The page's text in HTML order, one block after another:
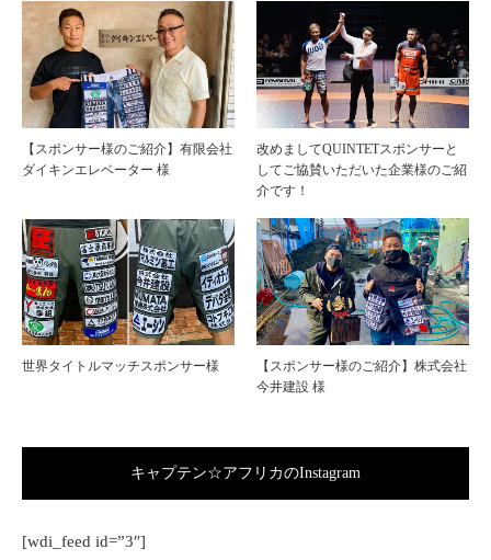
【スポンサー様のご紹介】有限会社
ダイキンエレベーター 様
改めましてQUINTETスポンサーと
してご協賛いただいた企業様のご紹
介です！
世界タイトルマッチスポンサー様
【スポンサー様のご紹介】株式会社
今井建設 様
キャプテン☆アフリカのInstagram
[wdi_feed id=”3″]